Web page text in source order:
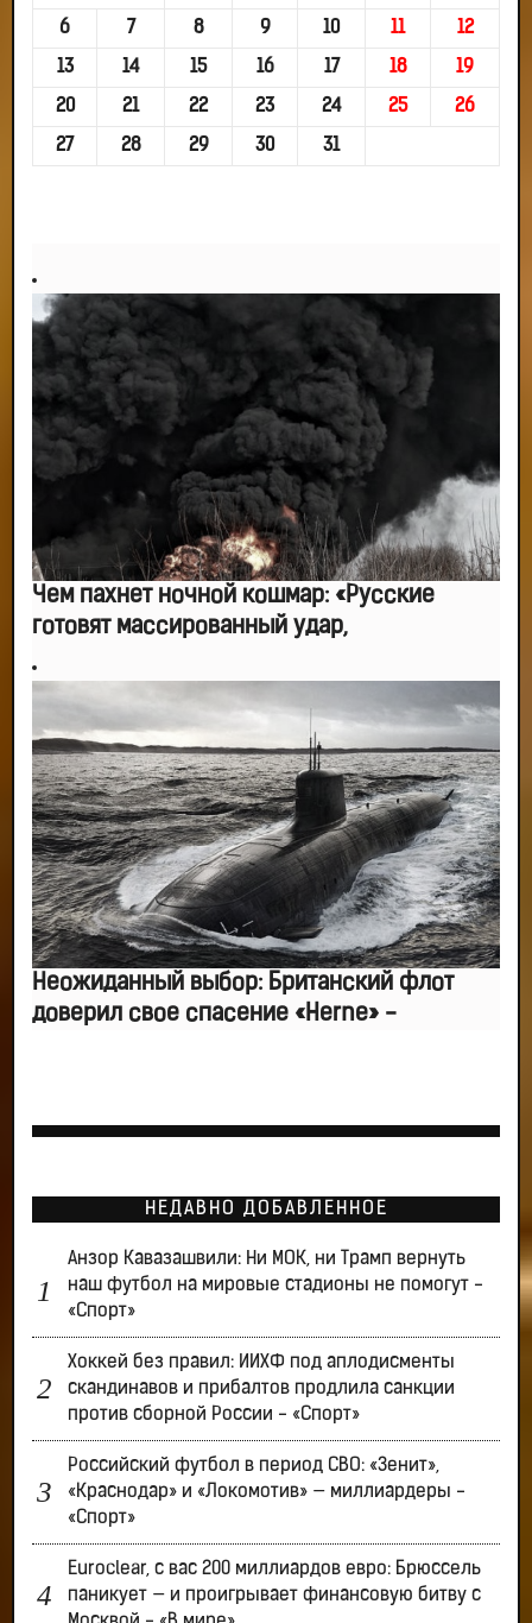
6 7 8 9 10 11 12
13 14 15 16 17 18 19
20 21 22 23 24 25 26
27 28 29 30 31
Чем пахнет ночной кошмар: «Русские
готовят массированный удар,
Неожиданный выбор: Британский флот
доверил свое спасение «Herne» -
НЕДАВНО ДОБАВЛЕННОЕ
Анзор Кавазашвили: Ни МОК, ни Трамп вернуть
наш футбол на мировые стадионы не помогут -
«Спорт»
Хоккей без правил: ИИХФ под аплодисменты
скандинавов и прибалтов продлила санкции
против сборной России - «Спорт»
Российский футбол в период СВО: «Зенит»,
«Краснодар» и «Локомотив» — миллиардеры -
«Спорт»
Euroclear, с вас 200 миллиардов евро: Брюссель
паникует — и проигрывает финансовую битву с